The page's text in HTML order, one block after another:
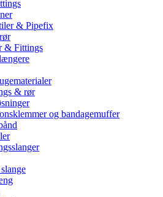
& Pipefix
& Fittings
& rør
og bandagemuffer